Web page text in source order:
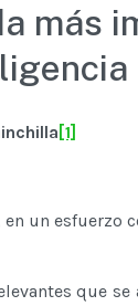
más
[1]
un esfuerzo
que